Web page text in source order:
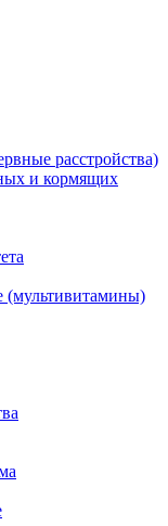
расстройства)
и кормящих